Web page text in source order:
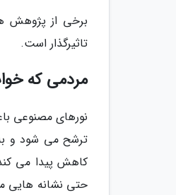
برخی از پژوهش
تاثیرگذار است.
مردمی که
نورهای مصنوعی
ترشح می شود و
کاهش پیدا می
حتی نشانه هایی